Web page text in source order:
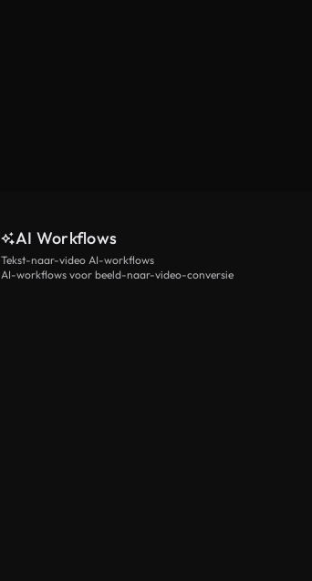
AI Workflows
Tekst-naar-video AI-workflows
AI-workflows voor beeld-naar-video-conversie